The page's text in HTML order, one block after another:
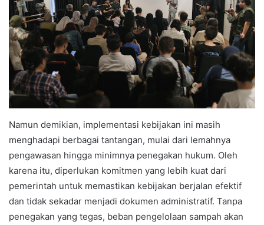
Namun demikian, implementasi kebijakan ini masih
menghadapi berbagai tantangan, mulai dari lemahnya
pengawasan hingga minimnya penegakan hukum. Oleh
karena itu, diperlukan komitmen yang lebih kuat dari
pemerintah untuk memastikan kebijakan berjalan efektif
dan tidak sekadar menjadi dokumen administratif. Tanpa
penegakan yang tegas, beban pengelolaan sampah akan